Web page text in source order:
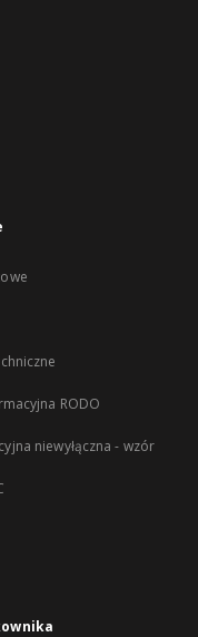
RODO
niewyłączna - wzór